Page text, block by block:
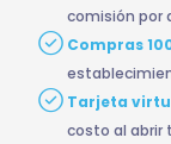
comisión por
Compras
Tarjeta
costo al abrir